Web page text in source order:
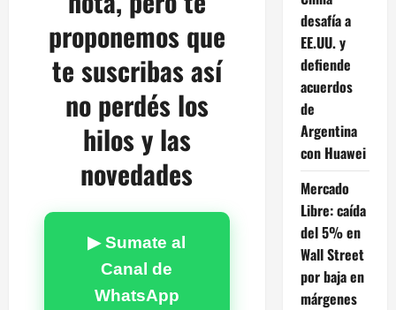
proponemos que
te suscribas así
no perdés los
hilos y las
novedades
▶ Sumate al
Canal de
WhatsApp
desafía a
EE.UU. y
defiende
acuerdos
de
Argentina
con Huawei
Mercado
Libre: caída
del 5% en
Wall Street
por baja en
márgenes